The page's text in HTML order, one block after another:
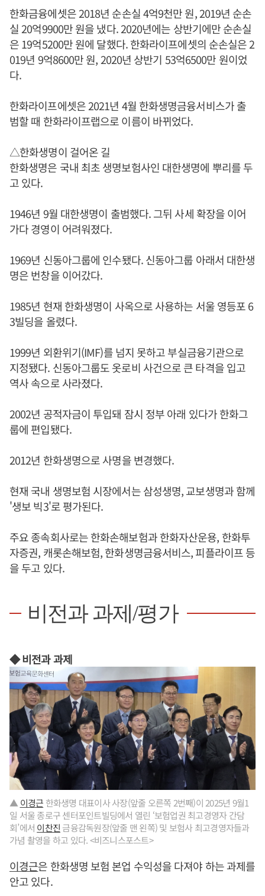
한화금융에셋은 2018년 순손실 4억9천만 원, 2019년 순손
실 20억9900만 원을 냈다. 2020년에는 상반기에만 순손실
은 19억5200만 원에 달했다. 한화라이프에셋의 순손실은 2
019년 9억8600만 원, 2020년 상반기 53억6500만 원이었
다.
한화라이프에셋은 2021년 4월 한화생명금융서비스가 출
범할 때 한화라이프랩으로 이름이 바뀌었다.
△한화생명이 걸어온 길
한화생명은 국내 최초 생명보험사인 대한생명에 뿌리를 두
고 있다.
1946년 9월 대한생명이 출범했다. 그뒤 사세 확장을 이어
가다 경영이 어려워졌다.
1969년 신동아그룹에 인수됐다. 신동아그룹 아래서 대한생
명은 번창을 이어갔다.
1985년 현재 한화생명이 사옥으로 사용하는 서울 영등포 6
3빌딩을 올렸다.
1999년 외환위기(IMF)를 넘지 못하고 부실금융기관으로
지정됐다. 신동아그룹도 옷로비 사건으로 큰 타격을 입고
역사 속으로 사라졌다.
2002년 공적자금이 투입돼 잠시 정부 아래 있다가 한화그
룹에 편입됐다.
2012년 한화생명으로 사명을 변경했다.
현재 국내 생명보험 시장에서는 삼성생명, 교보생명과 함께
'생보 빅3'로 평가된다.
주요 종속회사로는 한화손해보험과 한화자산운용, 한화투
자증권, 캐롯손해보험, 한화생명금융서비스, 피플라이프 등
을 두고 있다.
비전과 과제/평가
◆ 비전과 과제
▲ 이경근 한화생명 대표이사 사장(앞줄 오른쪽 2번째)이 2025년 9월1
일 서울 종로구 센터포인트빌딩에서 열린 ‘보험업권 최고경영자 간담
회’에서 이찬진 금융감독원장(앞줄 맨 왼쪽) 및 보험사 최고경영자들과
가념 촬영을 하고 있다. <비즈니스포스트>
이경근은 한화생명 보험 본업 수익성을 다져야 하는 과제를
안고 있다.